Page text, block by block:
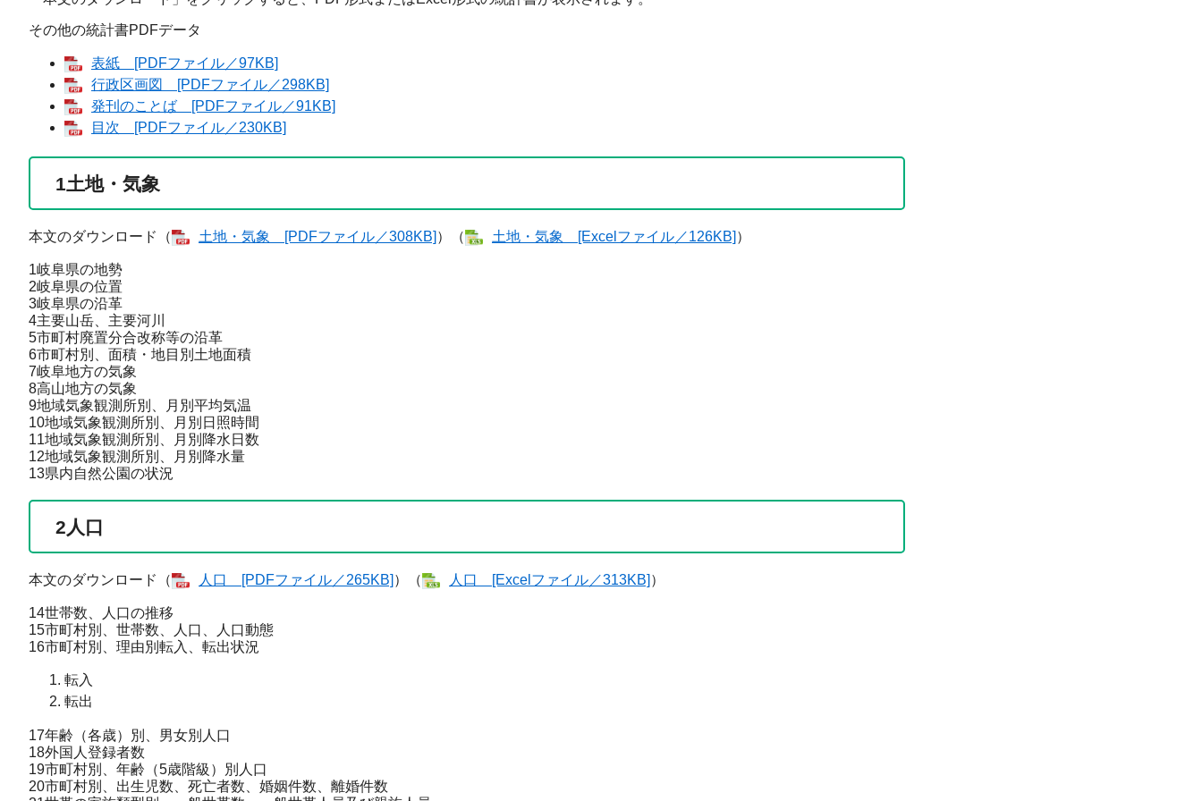
その他の統計書PDFデータ
表紙 [PDFファイル／97KB]
行政区画図 [PDFファイル／298KB]
発刊のことば [PDFファイル／91KB]
目次 [PDFファイル／230KB]
1土地・気象
本文のダウンロード（ 土地・気象 [PDFファイル／308KB] ）（ 土地・気象 [Excelファイル／126KB] ）
1岐阜県の地勢
2岐阜県の位置
3岐阜県の沿革
4主要山岳、主要河川
5市町村廃置分合改称等の沿革
6市町村別、面積・地目別土地面積
7岐阜地方の気象
8高山地方の気象
9地域気象観測所別、月別平均気温
10地域気象観測所別、月別日照時間
11地域気象観測所別、月別降水日数
12地域気象観測所別、月別降水量
13県内自然公園の状況
2 人口
本文のダウンロード（ 人口 [PDFファイル／265KB] ）（ 人口 [Excelファイル／313KB] ）
14世帯数、人口の推移
15市町村別、世帯数、人口、人口動態
16市町村別、理由別転入、転出状況
転入
転出
17年齢（各歳）別、男女別人口
18外国人登録者数
19市町村別、年齢（5歳階級）別人口
20市町村別、出生児数、死亡者数、婚姻件数、離婚件数